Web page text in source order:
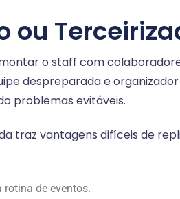
ou
o staff com
despreparada e organizador
problemas evitáveis.
traz vantagens difíceis de
rotina de eventos.